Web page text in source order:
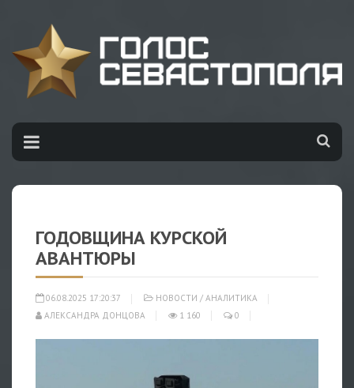
ГОДОВЩИНА КУРСКОЙ
АВАНТЮРЫ
06.08.2025 17:20:37 НОВОСТИ / АНАЛИТИКА
АЛЕКСАНДРА ДОНЦОВА
1 160 0